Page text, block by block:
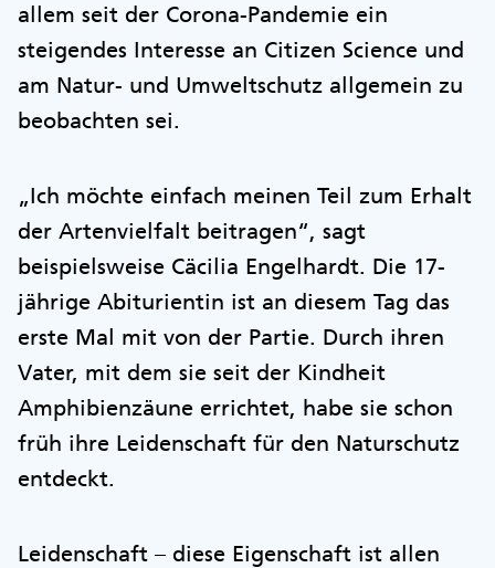
allem seit der Corona-Pandemie ein
steigendes Interesse an Citizen Science und
am Natur- und Umweltschutz allgemein zu
beobachten sei.
„Ich möchte einfach meinen Teil zum Erhalt
der Artenvielfalt beitragen“, sagt
beispielsweise Cäcilia Engelhardt. Die 17-
jährige Abiturientin ist an diesem Tag das
erste Mal mit von der Partie. Durch ihren
Vater, mit dem sie seit der Kindheit
Amphibienzäune errichtet, habe sie schon
früh ihre Leidenschaft für den Naturschutz
entdeckt.
Leidenschaft – diese Eigenschaft ist allen